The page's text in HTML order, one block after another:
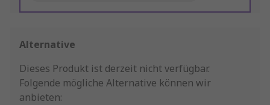
Alternative
Dieses Produkt ist derzeit nicht verfügbar.
Folgende mögliche Alternative können wir
anbieten: